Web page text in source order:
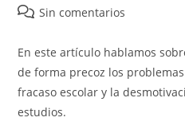
Sin comentarios
En este artículo hablamos
de forma precoz los
fracaso escolar y la
estudios.